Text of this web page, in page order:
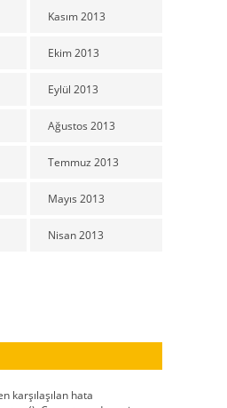
Kasım 2013
Ekim 2013
Eylül 2013
Ağustos 2013
Temmuz 2013
Mayıs 2013
Nisan 2013
karşılaşılan hata